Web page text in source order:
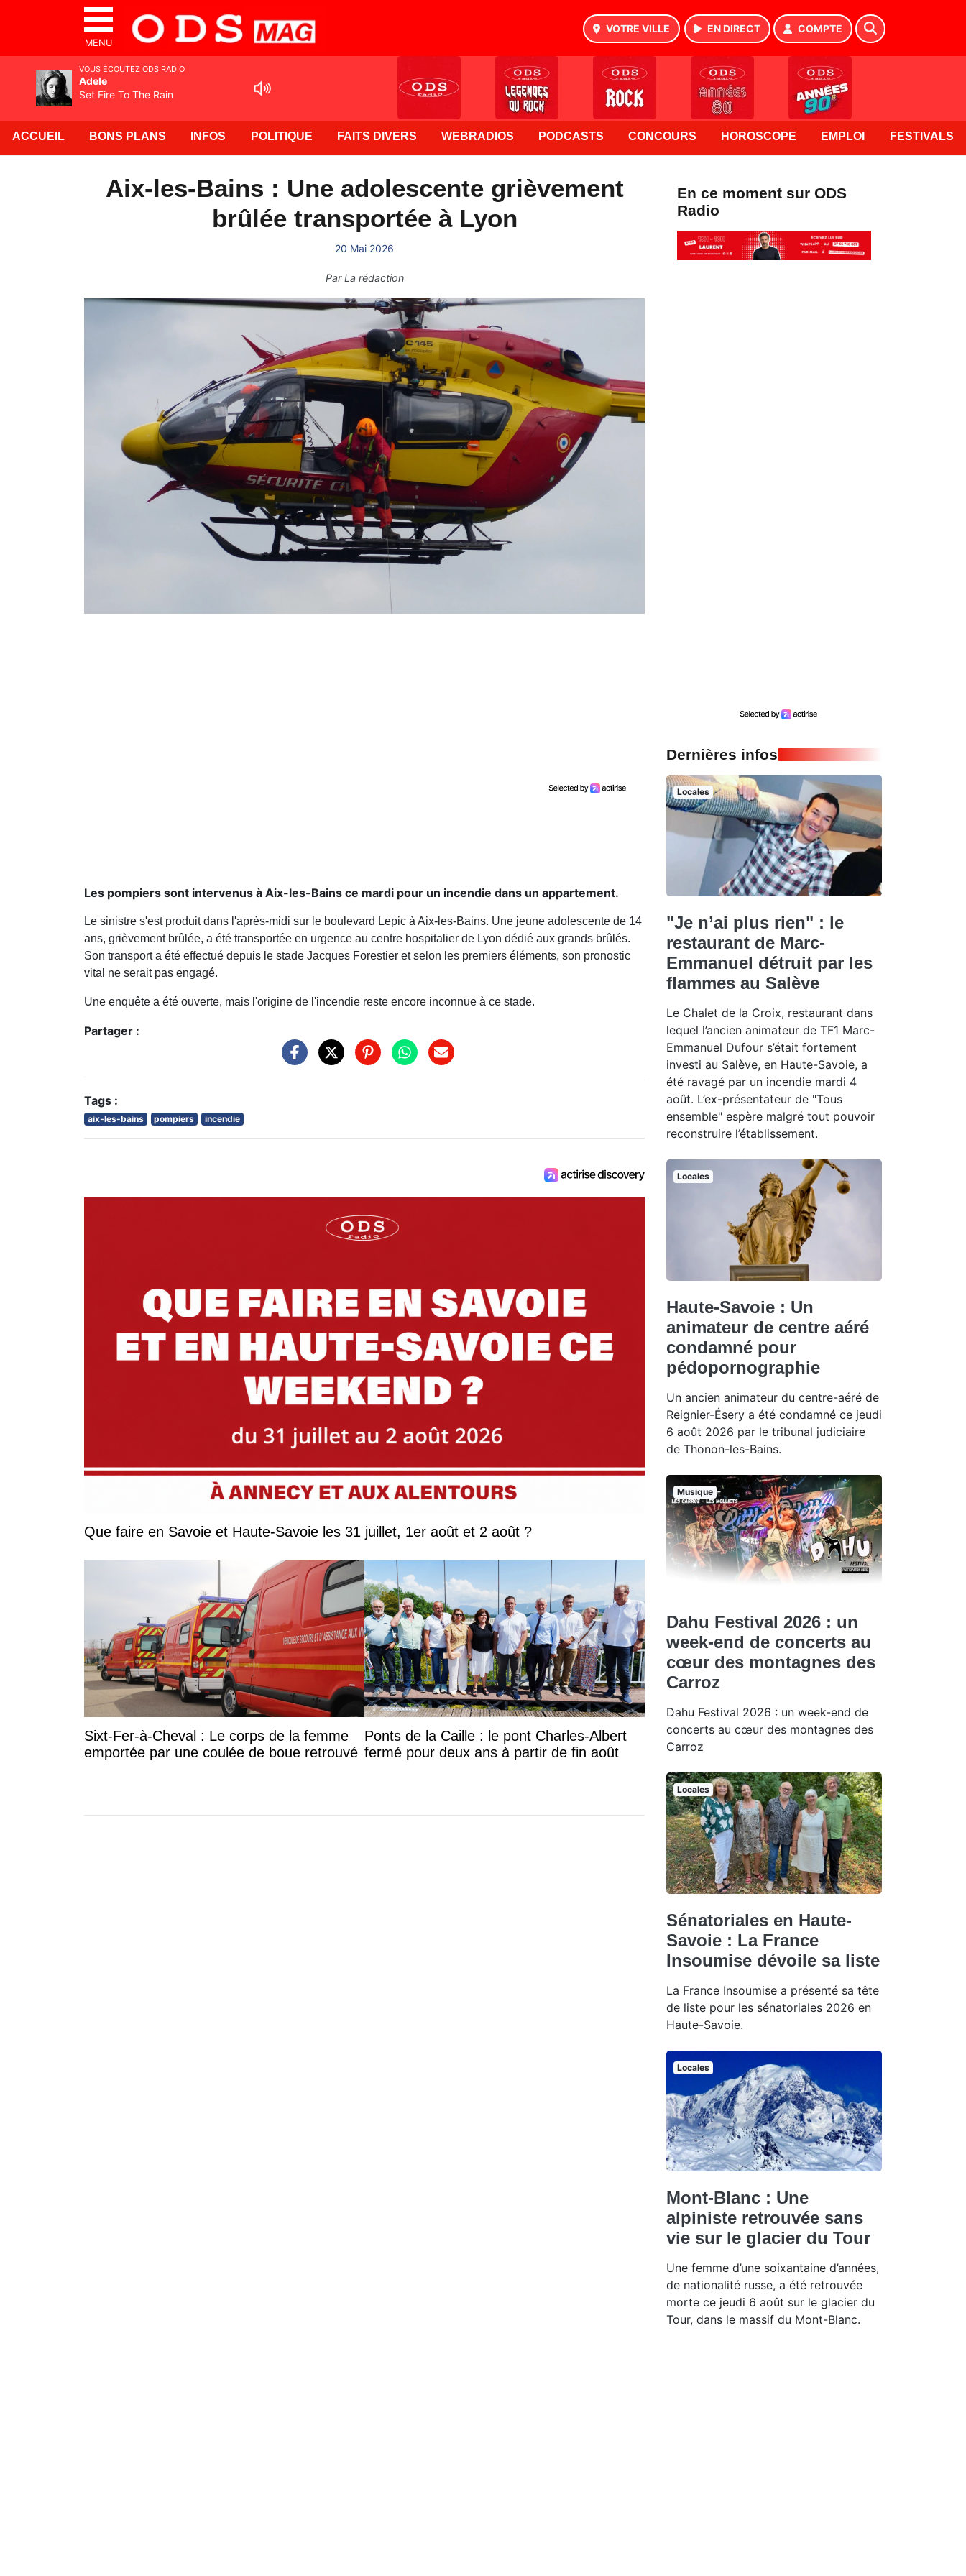
MENU
VOTRE VILLE EN DIRECT COMPTE
ACCUEIL BONS PLANS INFOS POLITIQUE FAITS DIVERS WEBRADIOS PODCASTS CONCOURS HOROSCOPE EMPLOI FESTIVALS
Aix-les-Bains : Une adolescente grièvement
brûlée transportée à Lyon
20 Mai 2026
ParLa rédaction
Les pompiers sont intervenus à Aix-les-Bains ce mardi pour un incendie dans un appartement.
Le sinistre s'est produit dans l'après-midi sur le boulevard Lepic à Aix-les-Bains. Une jeune adolescente de 14
ans, grièvement brûlée, a été transportée en urgence au centre hospitalier de Lyon dédié aux grands brûlés.
Son transport a été effectué depuis le stade Jacques Forestier et selon les premiers éléments, son pronostic
vital ne serait pas engagé.
Une enquête a été ouverte, mais l'origine de l'incendie reste encore inconnue à ce stade.
Partager :
Tags :
aix-les-bains pompiers incendie
Que faire en Savoie et Haute-Savoie les 31 juillet, 1er août et 2 août ?
Sixt-Fer-à-Cheval : Le corps de la femme
emportée par une coulée de boue retrouvé
Ponts de la Caille : le pont Charles-Albert
fermé pour deux ans à partir de fin août
En ce moment sur ODS
Radio
Dernières infos
Locales
"Je n’ai plus rien" : le
restaurant de Marc-
Emmanuel détruit par les
flammes au Salève
Le Chalet de la Croix, restaurant dans
lequel l’ancien animateur de TF1 Marc-
Emmanuel Dufour s’était fortement
investi au Salève, en Haute-Savoie, a
été ravagé par un incendie mardi 4
août. L’ex-présentateur de "Tous
ensemble" espère malgré tout pouvoir
reconstruire l’établissement.
Locales
Haute-Savoie : Un
animateur de centre aéré
condamné pour
pédopornographie
Un ancien animateur du centre-aéré de
Reignier-Ésery a été condamné ce jeudi
6 août 2026 par le tribunal judiciaire
de Thonon-les-Bains.
Musique
Dahu Festival 2026 : un
week-end de concerts au
cœur des montagnes des
Carroz
Dahu Festival 2026 : un week-end de
concerts au cœur des montagnes des
Carroz
Locales
Sénatoriales en Haute-
Savoie : La France
Insoumise dévoile sa liste
La France Insoumise a présenté sa tête
de liste pour les sénatoriales 2026 en
Haute-Savoie.
Locales
Mont-Blanc : Une
alpiniste retrouvée sans
vie sur le glacier du Tour
Une femme d’une soixantaine d’années,
de nationalité russe, a été retrouvée
morte ce jeudi 6 août sur le glacier du
Tour, dans le massif du Mont-Blanc.
VOUS ÉCOUTEZ ODS RADIO
Adele
Set Fire To The Rain